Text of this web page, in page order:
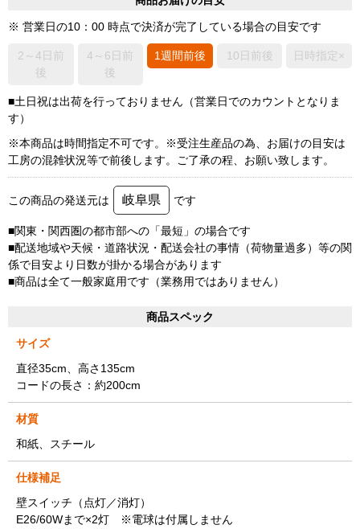
※ 営業日の10：00 時点で決済が完了している場合の目安です
2～4日前
後
4～6日前
後
1週間前後 10日前後 日時指定×
■土日祝は出荷を行っておりません（営業日でのカウントとなりま
す）
※本商品は時間指定不可です。※受注生産品の為、お届けの目安は
工房の混雑状況等で前後します。ご了承の程、お願い致します。
この商品の発送元は 岐阜県 です
■関東・関西圏の都市部への「最短」の場合です
■配送地域や天候・道路状況・配送会社の事情（荷物量過多）等の関
係で目安より日数が掛かる場合があります
■商品は全て一般家庭用です（業務用ではありません）
商品スペック
サイズ
直径35cm、高さ135cm
コードの長さ：約200cm
材質
和紙、スチール
仕様補足
壁スイッチ（点灯／消灯）
E26/60Wまで×2灯 ※電球は付属しません